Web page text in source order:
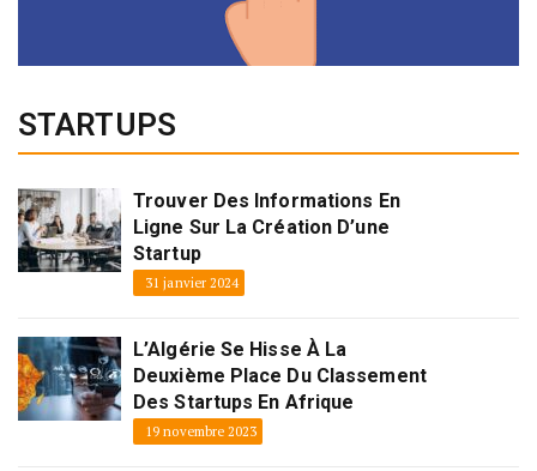
STARTUPS
Trouver Des Informations En
Ligne Sur La Création D’une
Startup
31 janvier 2024
L’Algérie Se Hisse À La
Deuxième Place Du Classement
Des Startups En Afrique
19 novembre 2023